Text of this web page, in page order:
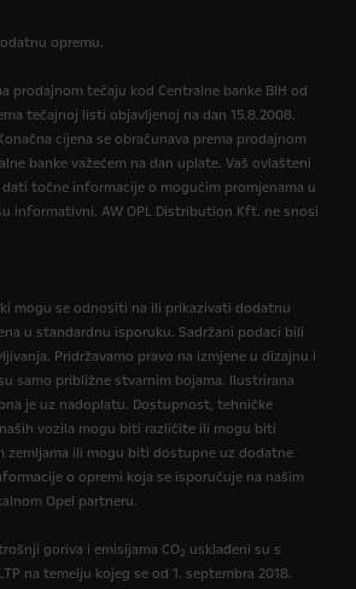
opremu.
prodajnom tečaju kod Centralne banke BIH od
tečajnoj listi objavljenoj na dan 15.8.2008.
cijena se obračunava prema prodajnom
banke važećem na dan uplate. Vaš ovlašteni
dati točne informacije o mogućim promjenama u
informativni. AW OPL Distribution Kft. ne snosi
mogu se odnositi na ili prikazivati dodatnu
u standardnu isporuku. Sadržani podaci bili
Pridržavamo pravo na izmjene u dizajnu i
samo približne stvarnim bojama. Ilustrirana
je uz nadoplatu. Dostupnost, tehničke
vozila mogu biti različite ili mogu biti
zemljama ili mogu biti dostupne uz dodatne
o opremi koja se isporučuje na našim
Opel partneru.
goriva i emisijama CO2 usklađeni su s
na temelju kojeg se od 1. septembra 2018.